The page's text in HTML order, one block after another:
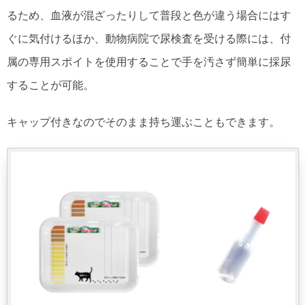
るため、血液が混ざったりして普段と色が違う場合にはす
ぐに気付けるほか、動物病院で尿検査を受ける際には、付
属の専用スポイトを使用することで手を汚さず簡単に採尿
することが可能。
キャップ付きなのでそのまま持ち運ぶこともできます。